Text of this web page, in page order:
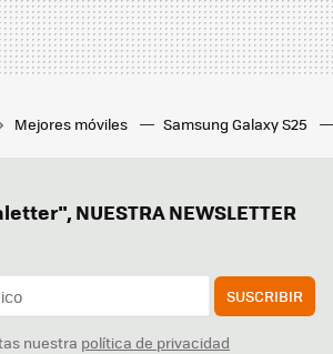
Mejores móviles Samsung Galaxy S25
NUESTRA NEWSLETTER
SUSCRIBIR
nuestra política de privacidad